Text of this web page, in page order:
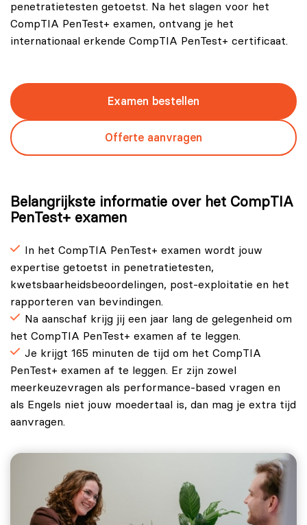
penetratietesten getoetst. Na het slagen voor het
CompTIA PenTest+ examen, ontvang je het
internationaal erkende CompTIA PenTest+ certificaat.
Examen bestellen
Offerte aanvragen
Belangrijkste informatie over het CompTIA
PenTest+ examen
In het CompTIA PenTest+ examen wordt jouw
expertise getoetst in penetratietesten,
kwetsbaarheidsbeoordelingen, post-exploitatie en het
rapporteren van bevindingen.
Na aanschaf krijg jij een jaar lang de gelegenheid om
het CompTIA PenTest+ examen af te leggen.
Je krijgt 165 minuten de tijd om het CompTIA
PenTest+ examen af te leggen. Er zijn zowel
meerkeuzevragen als performance-based vragen en
als Engels niet jouw moedertaal is, dan mag je extra tijd
aanvragen.